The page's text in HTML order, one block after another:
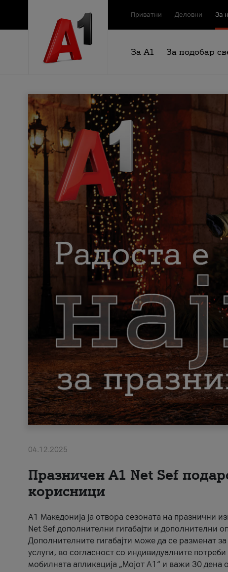
Приватни Деловни За
За А1 За подобар
04.12.2025
Празничен A1 Net Sеf
корисници
А1 Македонија ја отвора сезоната на празнични
Net Sef дополнителни гигабајти и дополнителни
Дополнителните гигабајти може да се разменат
услуги, во согласност со индивидуалните
мобилната апликација „Мојот А1“ и важи 30 дена